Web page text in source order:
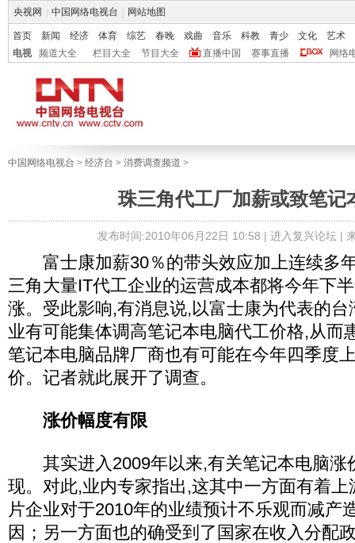
央视网 中国网络电视台 网站地图
首页 新闻 经济 体育 综艺 春晚 戏曲 音乐 科教 青少 文化
艺术
电视
频道大全 栏目大全 节目大全 直播中国 赛事直播 网络
中国网络电视台 > 经济台 > 消费调查频道 >
珠三角代工厂加薪或致笔记
发布时间:2010年06月22日 10:58 | 进入复兴论坛|
富士康加薪30％的带头效应加上连续多年
三角大量IT代工企业的运营成本都将今年下
涨。受此影响,有消息说,以富士康为代表的
业有可能集体调高笔记本电脑代工价格,从而
笔记本电脑品牌厂商也有可能在今年四季度
价。记者就此展开了调查。
涨价幅度有限
其实进入2009年以来,有关笔记本电脑涨
现。对此,业内专家指出,这其中一方面有着
片企业对于2010年的业绩预计不乐观而减产
因；另一方面也的确受到了国家在收入分配